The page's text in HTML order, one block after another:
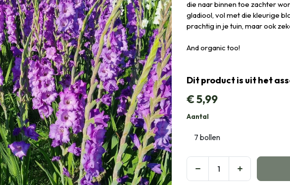
die naar binnen toe zachter
gladiool, vol met die kleurige
prachtig in je tuin, maar ook
And organic too!
Dit product is uit het
€5,99
Aantal